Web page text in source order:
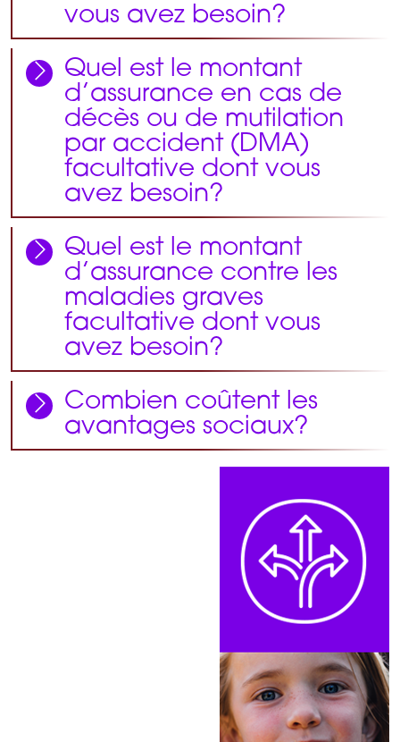
vous avez besoin?
Quel est le montant
d’assurance en cas de
décès ou de mutilation
par accident (DMA)
facultative dont vous
avez besoin?
Quel est le montant
d’assurance contre les
maladies graves
facultative dont vous
avez besoin?
Combien coûtent les
avantages sociaux?